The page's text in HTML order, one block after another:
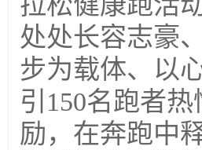
处处长容志豪
步为载体、以
引150名跑者
励，在奔跑中